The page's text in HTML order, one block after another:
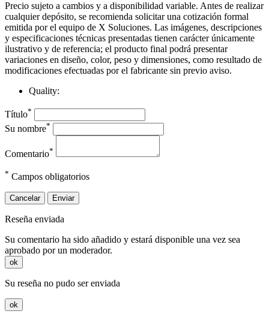
Precio sujeto a cambios y a disponibilidad variable. Antes de realizar
cualquier depósito, se recomienda solicitar una cotización formal
emitida por el equipo de X Soluciones. Las imágenes, descripciones
y especificaciones técnicas presentadas tienen carácter únicamente
ilustrativo y de referencia; el producto final podrá presentar
variaciones en diseño, color, peso y dimensiones, como resultado de
modificaciones efectuadas por el fabricante sin previo aviso.
Quality:
Título*
Su nombre*
Comentario*
* Campos obligatorios
Cancelar Enviar
Reseña enviada
Su comentario ha sido añadido y estará disponible una vez sea
aprobado por un moderador.
ok
Su reseña no pudo ser enviada
ok